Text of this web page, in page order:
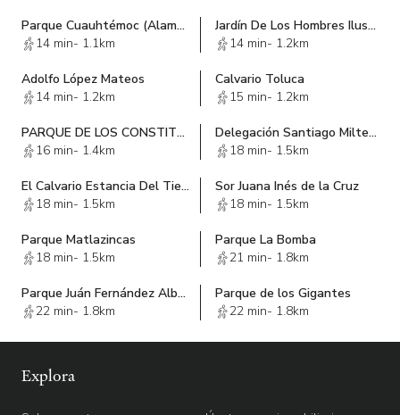
Parque Cuauhtémoc (Alameda)
14 min- 1.1km
Jardín De Los Hombres Ilustres
14 min- 1.2km
Adolfo López Mateos
14 min- 1.2km
Calvario Toluca
15 min- 1.2km
PARQUE DE LOS CONSTITUYENTES
16 min- 1.4km
Delegación Santiago Miltepec
18 min- 1.5km
El Calvario Estancia Del Tiempo
18 min- 1.5km
Sor Juana Inés de la Cruz
18 min- 1.5km
Parque Matlazincas
18 min- 1.5km
Parque La Bomba
21 min- 1.8km
Parque Juán Fernández Albarran
22 min- 1.8km
Parque de los Gigantes
22 min- 1.8km
Explora